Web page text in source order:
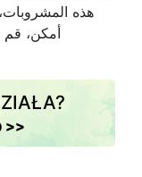
هذه المشروبات،
أمكن، قم
>>